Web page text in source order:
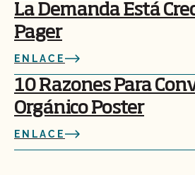
La Demanda Está
Pager
ENLACE
10 Razones Para
Orgánico Poster
ENLACE